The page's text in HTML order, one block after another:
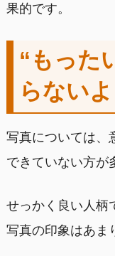
果的です。
“もった
らない
写真については、
できていない方が
せっかく良い人柄
写真の印象はあま